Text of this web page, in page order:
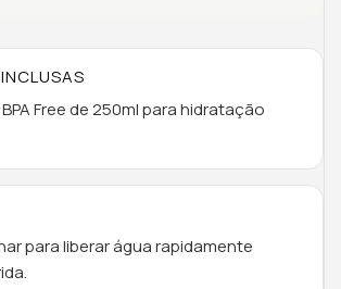
Free de 250ml para hidratação
para liberar água rapidamente